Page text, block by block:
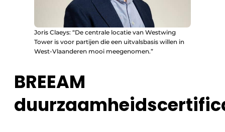
Joris Claeys: “De centrale locatie van Westwing
Tower is voor partijen die een uitvalsbasis willen in
West-Vlaanderen mooi meegenomen.”
BREEAM